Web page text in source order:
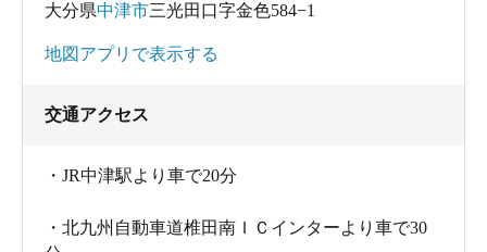
大分県中津市三光田口字金色584−1
地図アプリで表示する
交通アクセス
・JR中津駅より車で20分
・北九州自動車道椎田南ＩＣインターより車で30